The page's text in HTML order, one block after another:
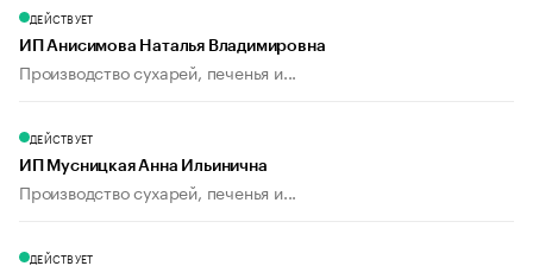
ДЕЙСТВУЕТ
ИП Анисимова Наталья Владимировна
Производство сухарей, печенья и...
ДЕЙСТВУЕТ
ИП Мусницкая Анна Ильинична
Производство сухарей, печенья и...
ДЕЙСТВУЕТ